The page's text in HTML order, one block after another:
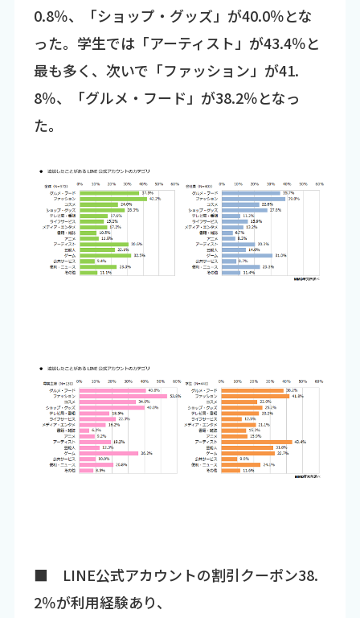
0.8％、「ショップ・グッズ」が40.0％とな
った。学生では「アーティスト」が43.4％と
最も多く、次いで「ファッション」が41.
8％、「グルメ・フード」が38.2％となっ
た。
■ LINE公式アカウントの割引クーポン38.
2％が利用経験あり、